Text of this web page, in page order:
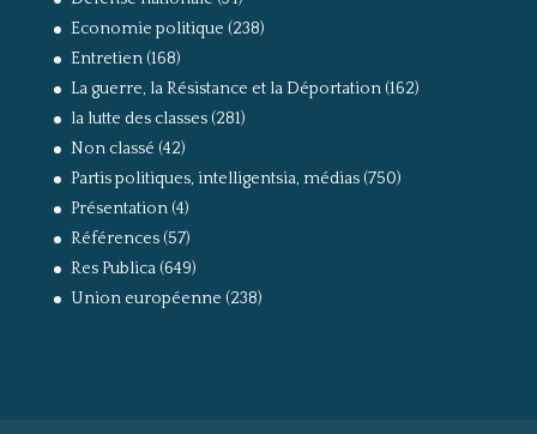
Economie politique (238)
Entretien(168)
La guerre, la Résistance et la Déportation(162)
la lutte des classes(281)
Non classé (42)
Partis politiques, intelligentsia, médias(750)
Présentation(4)
Références(57)
Res Publica(649)
Union européenne (238)